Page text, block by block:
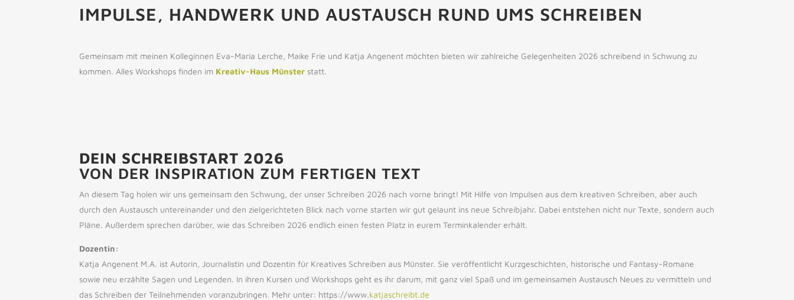
IMPULSE, HANDWERK UND AUSTAUSCH RUND UMS SCHREIBEN
Gemeinsam mit meinen Kolleginnen Eva-Maria Lerche, Maike Frie und Katja Angenent möchten bieten wir zahlreiche Gelegenheiten 2026 schreibend in Schwung zu
kommen. Alles Workshops finden im Kreativ-Haus Münster statt.
DEIN SCHREIBSTART 2026
VON DER INSPIRATION ZUM FERTIGEN TEXT
An diesem Tag holen wir uns gemeinsam den Schwung, der unser Schreiben 2026 nach vorne bringt! Mit Hilfe von Impulsen aus dem kreativen Schreiben, aber auch
durch den Austausch untereinander und den zielgerichteten Blick nach vorne starten wir gut gelaunt ins neue Schreibjahr. Dabei entstehen nicht nur Texte, sondern auch
Pläne. Außerdem sprechen darüber, wie das Schreiben 2026 endlich einen festen Platz in eurem Terminkalender erhält.
Dozentin:
Katja Angenent M.A. ist Autorin, Journalistin und Dozentin für Kreatives Schreiben aus Münster. Sie veröffentlicht Kurzgeschichten, historische und Fantasy-Romane
sowie neu erzählte Sagen und Legenden. In ihren Kursen und Workshops geht es ihr darum, mit ganz viel Spaß und im gemeinsamen Austausch Neues zu vermitteln und
das Schreiben der Teilnehmenden voranzubringen. Mehr unter: https://www.katjaschreibt.de